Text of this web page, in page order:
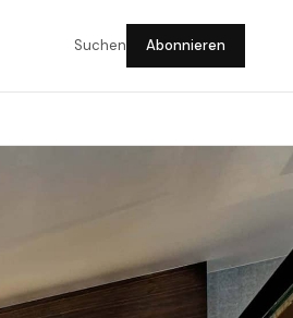
Suchen Abonnieren